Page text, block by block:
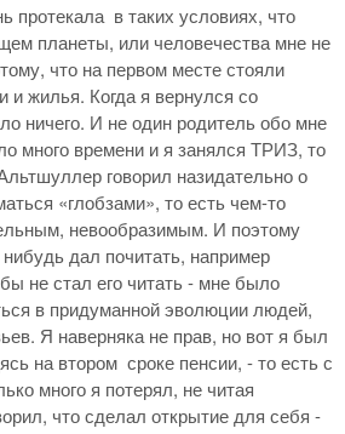
протекала в таких условиях, что
планеты, или человечества мне не
что на первом месте стояли
жилья. Когда я вернулся со
ничего. И не один родитель обо мне
много времени и я занялся ТРИЗ, то
говорил назидательно о
«глобзами», то есть чем-то
невообразимым. И поэтому
дал почитать, например
не стал его читать - мне было
в придуманной эволюции людей,
Я наверняка не прав, но вот я был
на втором сроке пенсии, - то есть с
много я потерял, не читая
что сделал открытие для себя -